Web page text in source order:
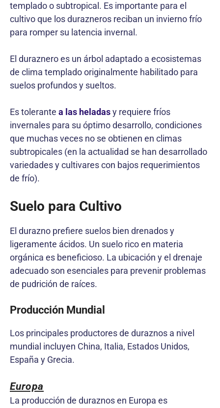
templado o subtropical. Es importante para el
cultivo que los durazneros reciban un invierno frío
para romper su latencia invernal.
El duraznero es un árbol adaptado a ecosistemas
de clima templado originalmente habilitado para
suelos profundos y sueltos.
Es tolerante a las heladasy requiere fríos
invernales para su óptimo desarrollo, condiciones
que muchas veces no se obtienen en climas
subtropicales (en la actualidad se han desarrollado
variedades y cultivares con bajos requerimientos
de frío).
Suelo para Cultivo
El durazno prefiere suelos bien drenados y
ligeramente ácidos. Un suelo rico en materia
orgánica es beneficioso. La ubicación y el drenaje
adecuado son esenciales para prevenir problemas
de pudrición de raíces.
Producción Mundial
Los principales productores de duraznos a nivel
mundial incluyen China, Italia, Estados Unidos,
España y Grecia.
Europa
La producción de duraznos en Europa es